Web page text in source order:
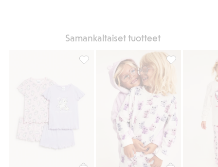
Samankaltaiset tuotteet
Pyjamat, joissa yksisarviskuviointi, 2 kpl:n